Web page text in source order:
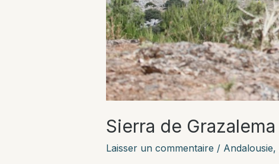
Sierra de Grazalema
Laisser un commentaire / Andalousie,